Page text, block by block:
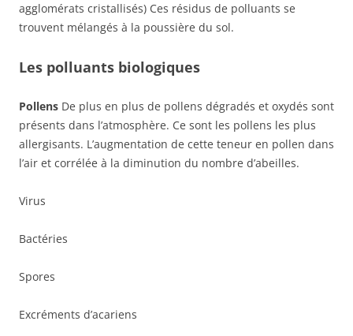
agglomérats cristallisés) Ces résidus de polluants se
trouvent mélangés à la poussière du sol.
Les polluants biologiques
Pollens De plus en plus de pollens dégradés et oxydés sont
présents dans l’atmosphère. Ce sont les pollens les plus
allergisants. L’augmentation de cette teneur en pollen dans
l’air et corrélée à la diminution du nombre d’abeilles.
Virus
Bactéries
Spores
Excréments d’acariens